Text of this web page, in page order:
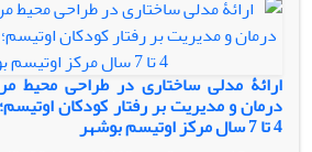
ارائۀ مدلی ساختاری در طراحی محیط
درمان و مدیریت بر رفتار کودکان
4 تا 7 سال مرکز اوتیسم بوشهر